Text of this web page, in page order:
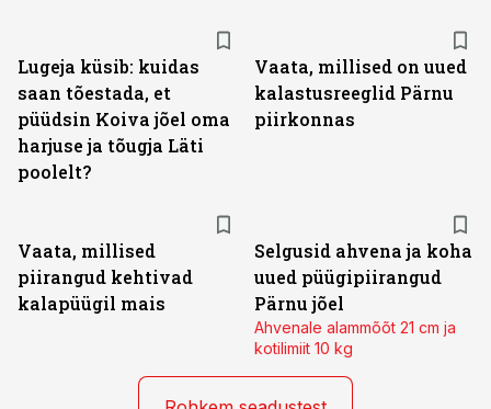
Lugeja küsib: kuidas
saan tõestada, et
püüdsin Koiva jõel oma
harjuse ja tõugja Läti
poolelt?
Vaata, millised on uued
kalastusreeglid Pärnu
piirkonnas
Vaata, millised
piirangud kehtivad
kalapüügil mais
Selgusid ahvena ja koha
uued püügipiirangud
Pärnu jõel
Ahvenale alammõõt 21 cm ja
kotilimiit 10 kg